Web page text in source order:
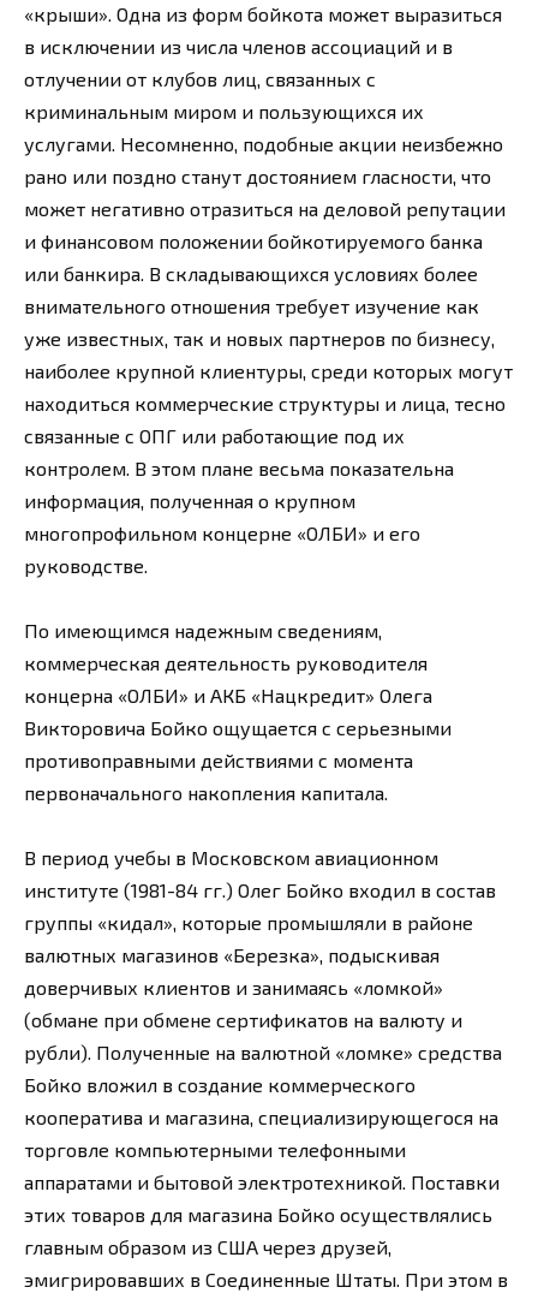
«крыши». Одна из форм бойкота может выразиться
в исключении из числа членов ассоциаций и в
отлучении от клубов лиц, связанных с
криминальным миром и пользующихся их
услугами. Несомненно, подобные акции неизбежно
рано или поздно станут достоянием гласности, что
может негативно отразиться на деловой репутации
и финансовом положении бойкотируемого банка
или банкира. В складывающихся условиях более
внимательного отношения требует изучение как
уже известных, так и новых партнеров по бизнесу,
наиболее крупной клиентуры, среди которых могут
находиться коммерческие структуры и лица, тесно
связанные с ОПГ или работающие под их
контролем. В этом плане весьма показательна
информация, полученная о крупном
многопрофильном концерне «ОЛБИ» и его
руководстве.
По имеющимся надежным сведениям,
коммерческая деятельность руководителя
концерна «ОЛБИ» и АКБ «Нацкредит» Олега
Викторовича Бойко ощущается с серьезными
противоправными действиями с момента
первоначального накопления капитала.
В период учебы в Московском авиационном
институте (1981-84 гг.) Олег Бойко входил в состав
группы «кидал», которые промышляли в районе
валютных магазинов «Березка», подыскивая
доверчивых клиентов и занимаясь «ломкой»
(обмане при обмене сертификатов на валюту и
рубли). Полученные на валютной «ломке» средства
Бойко вложил в создание коммерческого
кооператива и магазина, специализирующегося на
торговле компьютерными телефонными
аппаратами и бытовой электротехникой. Поставки
этих товаров для магазина Бойко осуществлялись
главным образом из США через друзей,
эмигрировавших в Соединенные Штаты. При этом в